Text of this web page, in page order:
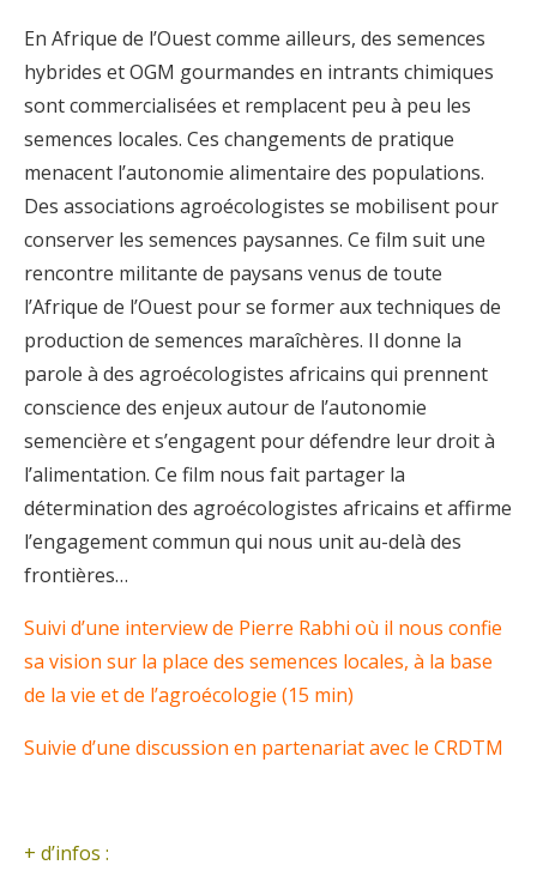
En Afrique de l’Ouest comme ailleurs, des semences
hybrides et OGM gourmandes en intrants chimiques
sont commercialisées et remplacent peu à peu les
semences locales. Ces changements de pratique
menacent l’autonomie alimentaire des populations.
Des associations agroécologistes se mobilisent pour
conserver les semences paysannes. Ce film suit une
rencontre militante de paysans venus de toute
l’Afrique de l’Ouest pour se former aux techniques de
production de semences maraîchères. Il donne la
parole à des agroécologistes africains qui prennent
conscience des enjeux autour de l’autonomie
semencière et s’engagent pour défendre leur droit à
l’alimentation. Ce film nous fait partager la
détermination des agroécologistes africains et affirme
l’engagement commun qui nous unit au-delà des
frontières…
Suivi d’une interview de Pierre Rabhi où il nous confie
sa vision sur la place des semences locales, à la base
de la vie et de l’agroécologie (15 min)
Suivie d’une discussion en partenariat avec le CRDTM
+ d’infos :